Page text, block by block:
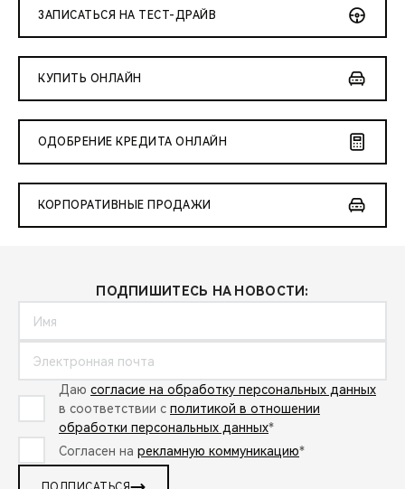
ЗАПИСАТЬСЯ НА ТЕСТ-ДРАЙВ
КУПИТЬ ОНЛАЙН
ОДОБРЕНИЕ КРЕДИТА ОНЛАЙН
КОРПОРАТИВНЫЕ ПРОДАЖИ
ПОДПИШИТЕСЬ НА НОВОСТИ:
Даю согласие на обработку персональных данных
в соответствии с политикой в отношении
обработки персональных данных*
Согласен на рекламную коммуникацию*